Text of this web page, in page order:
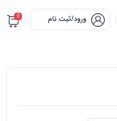
ورود/ثبت نام 0